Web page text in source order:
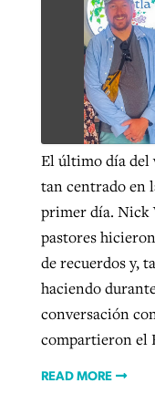
El último día del
tan centrado en
primer día. Nick
pastores
de recuerdos y,
haciendo
conversación
compartieron el
READ MORE